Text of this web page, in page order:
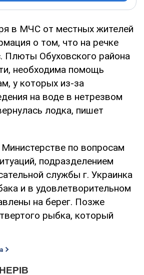
в МЧС от местных жителей
о том, что на речке
Плюты Обуховского района
необходима помощь
у которых из-за
на воде в нетрезвом
лодка, пишет
по вопросам
подразделением
службы г. Украинка
и в удовлетворительном
на берег. Позже
рыбка, который